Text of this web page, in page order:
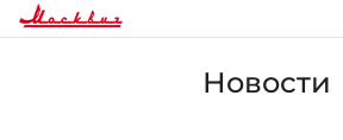
Новости